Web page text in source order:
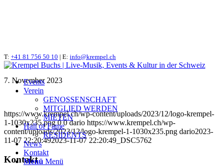
T: +41 81 756 50 10 | E: info@krempel.ch
Events
Verein
GENOSSENSCHAFT
MITGLIED WERDEN
MIETEN
Hall of Fame
RESIDENTS
News
Kontakt
Menü Menü
_DSC5762
7. November 2023
https://www.krempel.ch/wp-content/uploads/2023/12/logo-krempel-
1-1030x235.png 0 0 dario https://www.krempel.ch/wp-
content/uploads/2023/12/logo-krempel-1-1030x235.png dario2023-
11-07 22:20:492023-11-07 22:20:49 _DSC5762
Kontakt